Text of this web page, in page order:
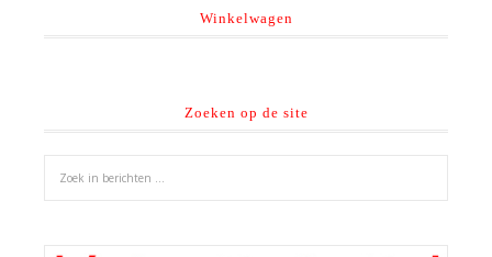
Winkelwagen
Zoeken op de site